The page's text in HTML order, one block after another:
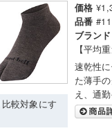
比較対象にす
価格
品番
ブランド
【平均
速乾性
た薄手
え、通